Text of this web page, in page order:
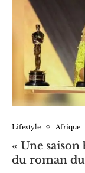
Lifestyle Afrique
« Une
du roman